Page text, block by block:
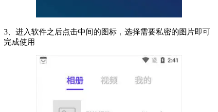
3、进入软件之后点击中间的图标，选择需要私密的图片即可
完成使用